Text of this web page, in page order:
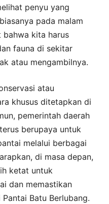
penyu yang
pada malam
bahwa kita harus
fauna di sekitar
atau mengambilnya.
atau
khusus ditetapkan di
pemerintah daerah
berupaya untuk
melalui berbagai
di masa depan,
ketat untuk
dan memastikan
Batu Berlubang.